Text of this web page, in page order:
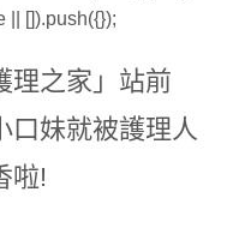
|| []).push({});
理之家」站前
口妹就被護理人
啦!